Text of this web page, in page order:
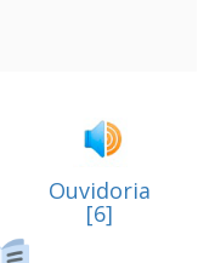
Ouvidoria
[6]